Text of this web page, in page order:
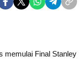
memulai Final Stanley